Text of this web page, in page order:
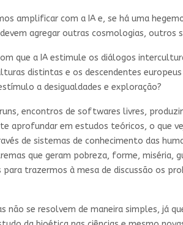
amplificar com a IA e, se há uma
agregar outras cosmologias, outros
que a IA estimule os diálogos
distintas e os descendentes
a desigualdades e exploração?
encontros de softwares livres,
aprofundar em estudos teóricos, o que
de sistemas de conhecimento das
que geram pobreza, forme, miséria,
trazermos à mesa de discussão os
se resolvem de maneira simples, já